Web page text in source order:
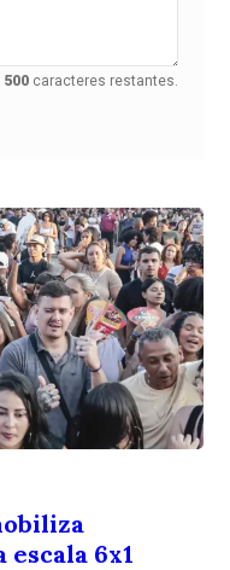
500 caracteres restantes.
6x1